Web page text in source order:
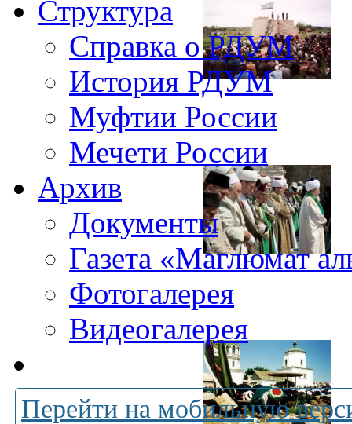
Структура
Справка о РДУМ
История РДУМ
Муфтии России
Мечети России
Архив
Документы
Газета «Маглюмат
Фотогалерея
Видеогалерея
Перейти на мобильную